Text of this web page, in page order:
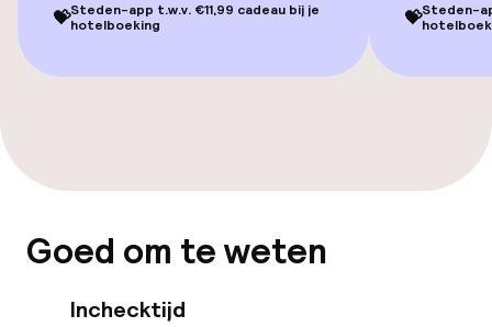
Entertainment
💝Steden-app t.w.v. €11,99 cadeau bij je
hotelboeking
💝Steden-
Goed om te weten
Inchecktijd